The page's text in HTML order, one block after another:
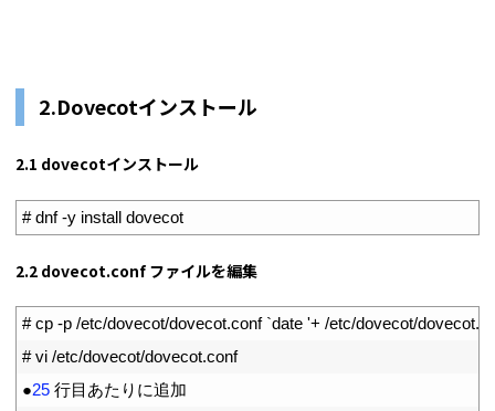
2.Dovecotインストール
2.1 dovecotインストール
# dnf -y install dovecot
2.2 dovecot.conf ファイルを編集
# cp -p /etc/dovecot/dovecot.conf `date '+ /etc/dovecot/
# vi /etc/dovecot/dovecot.conf
●25 行目あたりに追加